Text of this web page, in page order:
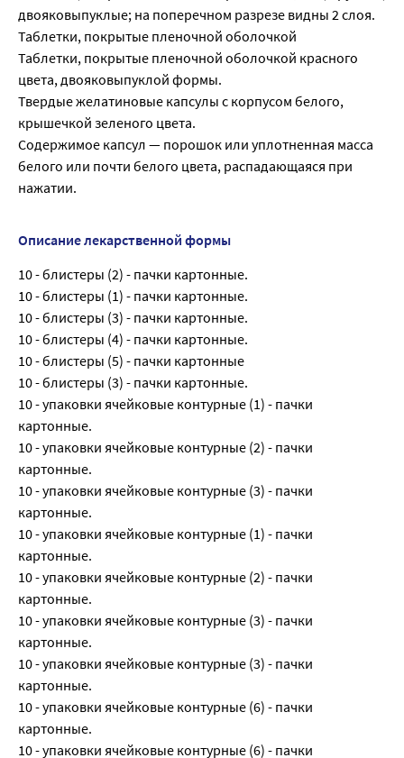
двояковыпуклые; на поперечном разрезе видны 2 слоя.
Таблетки, покрытые пленочной оболочкой
Таблетки, покрытые пленочной оболочкой красного
цвета, двояковыпуклой формы.
Твердые желатиновые капсулы с корпусом белого,
крышечкой зеленого цвета.
Содержимое капсул — порошок или уплотненная масса
белого или почти белого цвета, распадающаяся при
нажатии.
Описание лекарственной формы
10 - блистеры (2) - пачки картонные.
10 - блистеры (1) - пачки картонные.
10 - блистеры (3) - пачки картонные.
10 - блистеры (4) - пачки картонные.
10 - блистеры (5) - пачки картонные
10 - блистеры (3) - пачки картонные.
10 - упаковки ячейковые контурные (1) - пачки
картонные.
10 - упаковки ячейковые контурные (2) - пачки
картонные.
10 - упаковки ячейковые контурные (3) - пачки
картонные.
10 - упаковки ячейковые контурные (1) - пачки
картонные.
10 - упаковки ячейковые контурные (2) - пачки
картонные.
10 - упаковки ячейковые контурные (3) - пачки
картонные.
10 - упаковки ячейковые контурные (3) - пачки
картонные.
10 - упаковки ячейковые контурные (6) - пачки
картонные.
10 - упаковки ячейковые контурные (6) - пачки